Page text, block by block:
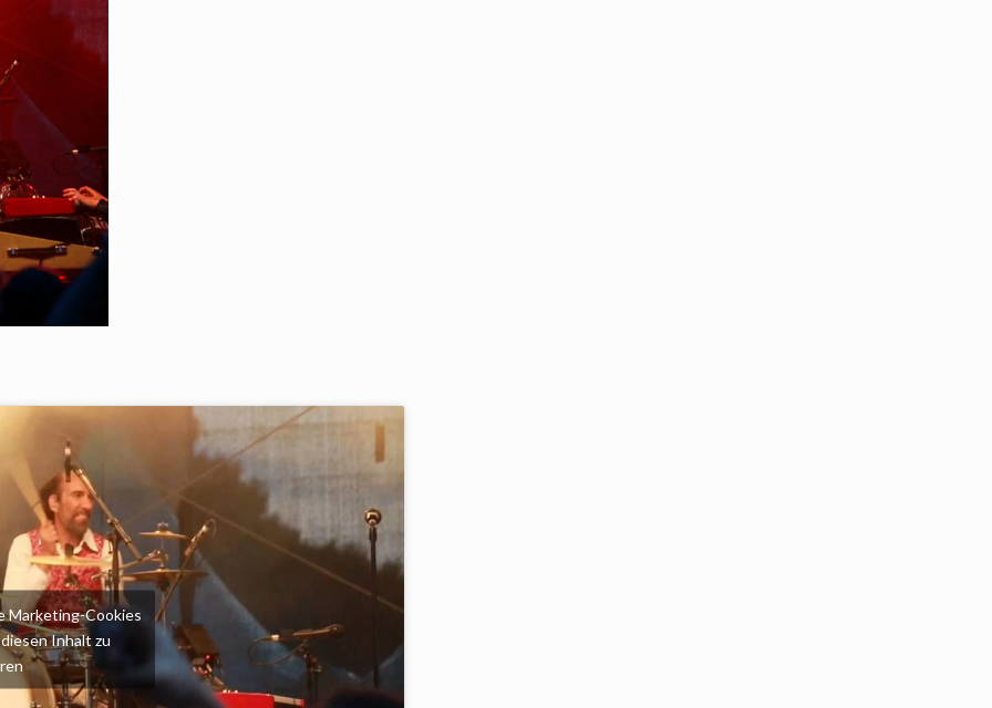
Marketing-Cookies
Inhalt zu